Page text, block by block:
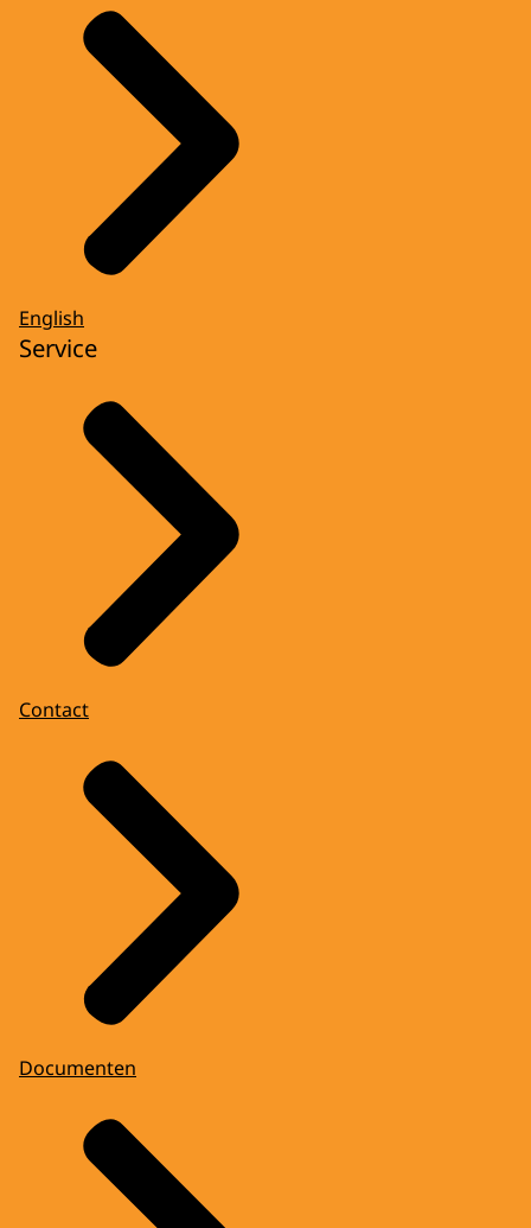
English
Service
Contact
Documenten